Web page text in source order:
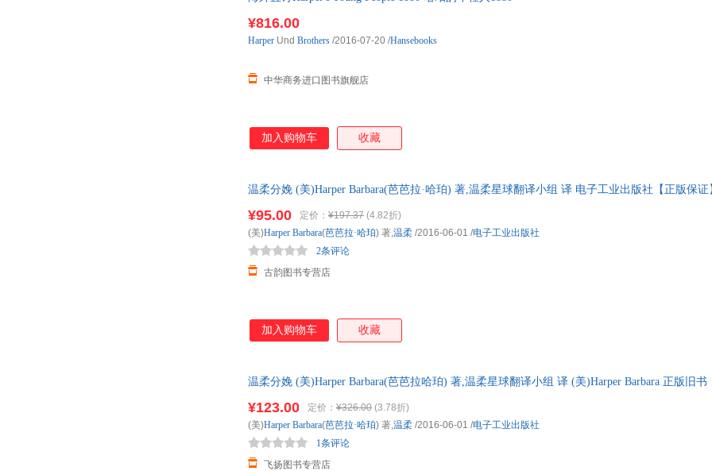
¥816.00
中华商务进口图书旗舰店
Harper Und Brothers /2016-07-20 /Hansebooks
加入购物车 收藏
温柔分娩 (美)Harper Barbara(芭芭拉·哈珀) 著,温柔星球翻译小组 译 电子工业出版社【正版保
¥95.00 定价： ¥197.37 (4.82折)
古韵图书专营店
2条评论
(美)Harper Barbara(芭芭拉·哈珀) 著,温柔 /2016-06-01 /电子工业出版社
加入购物车 收藏
温柔分娩 (美)Harper Barbara(芭芭拉哈珀) 著,温柔星球翻译小组 译 (美)Harper Barbara 正版旧
¥123.00 定价： ¥326.00 (3.78折)
飞扬图书专营店
1条评论
(美)Harper Barbara(芭芭拉·哈珀) 著,温柔 /2016-06-01 /电子工业出版社